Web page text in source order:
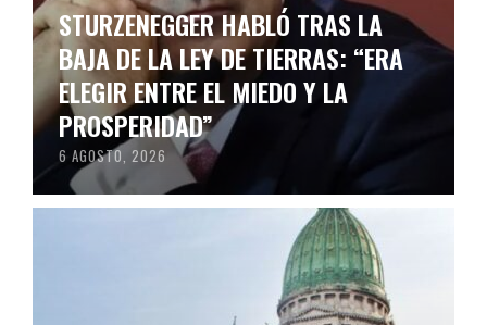
STURZENEGGER HABLÓ TRAS LA
BAJA DE LA LEY DE TIERRAS: “ERA
ELEGIR ENTRE EL MIEDO Y LA
PROSPERIDAD”
6 AGOSTO, 2026